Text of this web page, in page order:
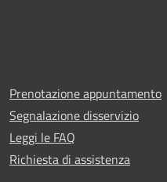
Prenotazione appuntamento
Segnalazione disservizio
Leggi le FAQ
Richiesta di assistenza